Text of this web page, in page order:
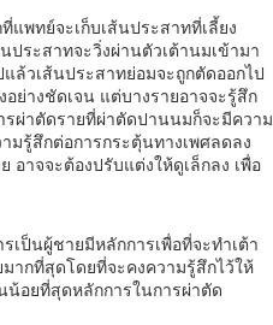
แพทย์จะเก็บเส้นประสาทที่เลี้ยง
ระสาทจะวิ่งผ่านตัวเต้านมเข้ามา
ล้วเส้นประสาทย่อมจะถูกตัดออกไป
ย่างชัดเจน แต่บางรายอาจจะรู้สึก
รผ่าตัดรายที่ผ่าตัดปานนมก็จะมีความ
มรู้สึกต่อการกระตุ้นทางเพศลดลง
อาจจะต้องปรับแต่งให้ดูเล็กลง เพื่อ
เป็นผู้ชายมีหลักการเพื่อที่จะทำเต้า
กที่สุดโดยที่จะคงความรู้สึกไว้ให้
อยที่สุดหลักการในการผ่าตัด